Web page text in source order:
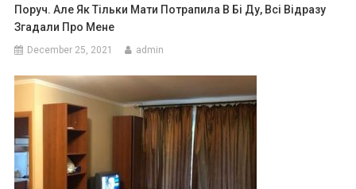
Поруч. Але Як Тільки Мати Потрапила В Бі Ду, Всі Відразу
Згадали Про Мене
December 25, 2021 admin